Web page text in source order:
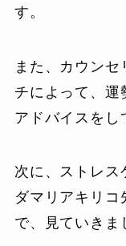
す。
また、カウン
チによって、運
アドバイスをし
次に、ストレス
ダマリアキリコ
で、見ていきま